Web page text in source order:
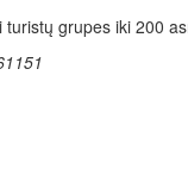
grupes iki 200